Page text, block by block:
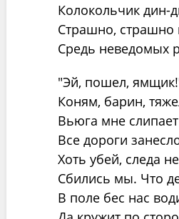
Колокольчик дин-
Страшно, страшно
Средь неведомых
"Эй, пошел,
Коням, барин,
Вьюга мне
Все дороги
Хоть убей, следа
Сбились мы. Что
В поле бес нас